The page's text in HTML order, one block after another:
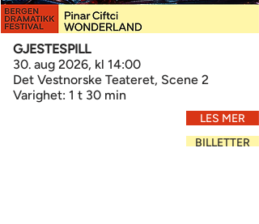
GJESTESPILL
30. aug 2026, kl 14:00
Det Vestnorske Teateret, Scene 2
Varighet: 1 t 30 min
LES MER
BILLETTER